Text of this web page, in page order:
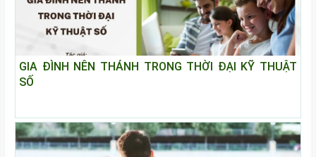
GIA ĐÌNH NÊN THÁNH TRONG THỜI ĐẠI KỸ THUẬT
SỐ